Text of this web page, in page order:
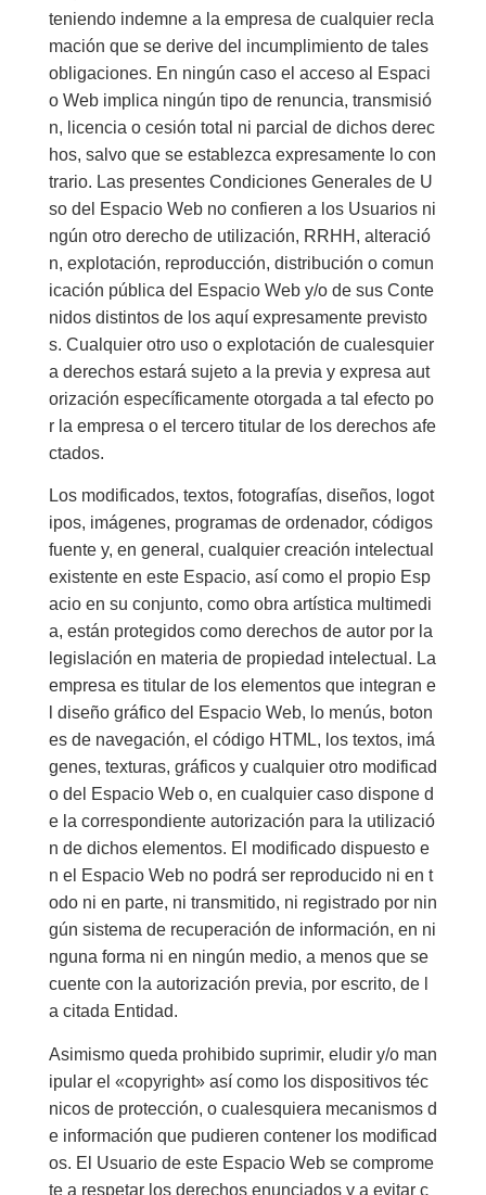
teniendo indemne a la empresa de cualquier recla
mación que se derive del incumplimiento de tales
obligaciones. En ningún caso el acceso al Espaci
o Web implica ningún tipo de renuncia, transmisió
n, licencia o cesión total ni parcial de dichos derec
hos, salvo que se establezca expresamente lo con
trario. Las presentes Condiciones Generales de U
so del Espacio Web no confieren a los Usuarios ni
ngún otro derecho de utilización, RRHH, alteració
n, explotación, reproducción, distribución o comun
icación pública del Espacio Web y/o de sus Conte
nidos distintos de los aquí expresamente previsto
s. Cualquier otro uso o explotación de cualesquier
a derechos estará sujeto a la previa y expresa aut
orización específicamente otorgada a tal efecto po
r la empresa o el tercero titular de los derechos afe
ctados.
Los modificados, textos, fotografías, diseños, logot
ipos, imágenes, programas de ordenador, códigos
fuente y, en general, cualquier creación intelectual
existente en este Espacio, así como el propio Esp
acio en su conjunto, como obra artística multimedi
a, están protegidos como derechos de autor por la
legislación en materia de propiedad intelectual. La
empresa es titular de los elementos que integran e
l diseño gráfico del Espacio Web, lo menús, boton
es de navegación, el código HTML, los textos, imá
genes, texturas, gráficos y cualquier otro modificad
o del Espacio Web o, en cualquier caso dispone d
e la correspondiente autorización para la utilizació
n de dichos elementos. El modificado dispuesto e
n el Espacio Web no podrá ser reproducido ni en t
odo ni en parte, ni transmitido, ni registrado por nin
gún sistema de recuperación de información, en ni
nguna forma ni en ningún medio, a menos que se
cuente con la autorización previa, por escrito, de l
a citada Entidad.
Asimismo queda prohibido suprimir, eludir y/o man
ipular el «copyright» así como los dispositivos téc
nicos de protección, o cualesquiera mecanismos d
e información que pudieren contener los modificad
os. El Usuario de este Espacio Web se comprome
te a respetar los derechos enunciados y a evitar c